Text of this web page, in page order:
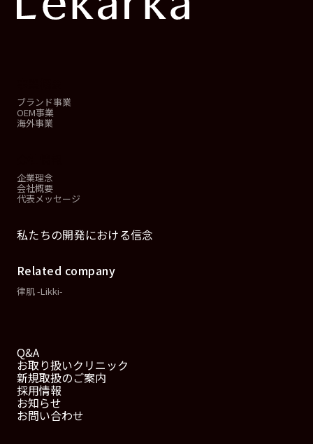
ブランド事業
OEM事業
海外事業
企業理念
会社概要
代表メッセージ
私たちの開発における信念
Related company
律肌 -Likki-
Q&A
お取り扱いクリニック
新規取扱のご案内
採用情報
お知らせ
お問い合わせ